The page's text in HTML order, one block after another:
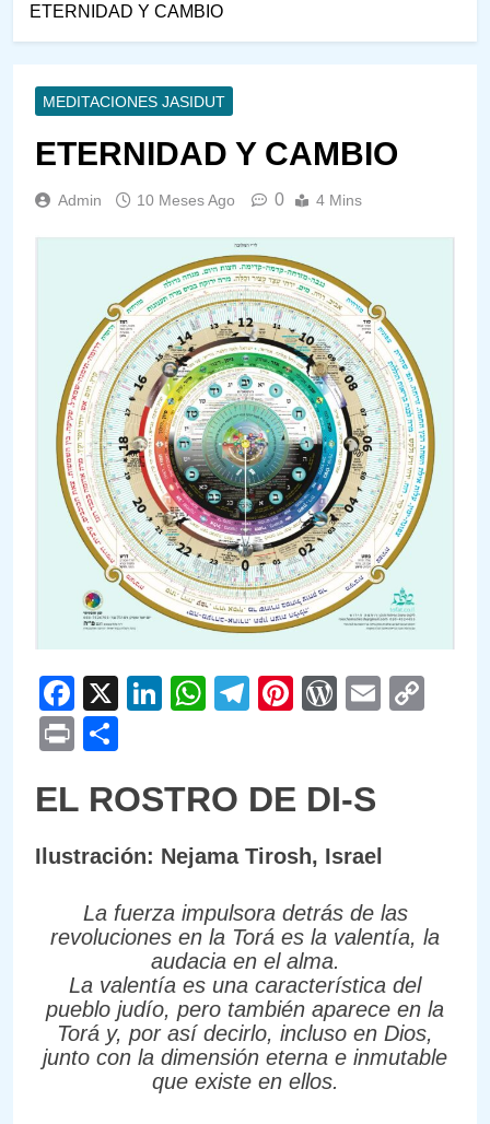
ETERNIDAD Y CAMBIO
MEDITACIONES JASIDUT
ETERNIDAD Y CAMBIO
Admin 10 Meses Ago 0 4 Mins
Facebook
X LinkedIn
WhatsApp
Telegram
PinterestEmail
Print
EL ROSTRO DE DI-S
Ilustración: Nejama Tirosh, Israel
La fuerza impulsora detrás de las
revoluciones en la Torá es la valentía, la
audacia en el alma.
La valentía es una característica del
pueblo judío, pero también aparece en la
Torá y, por así decirlo, incluso en Dios,
junto con la dimensión eterna e inmutable
que existe en ellos.